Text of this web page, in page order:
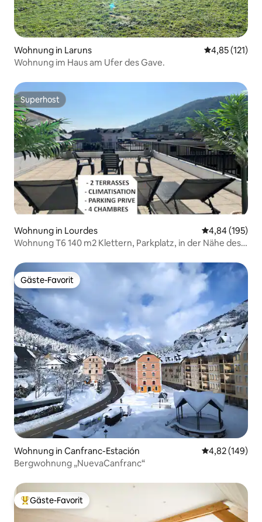
Wohnung in Laruns
4,85 (121)
Wohnung im Haus am Ufer des Gave.
Superhost
Superhost
Wohnung in Lourdes
4,84 (195)
Wohnung T6 140 m2 Klettern, Parkplatz, in der Nähe des
Gäste-Favorit
Gäste-Favorit
Wohnung in Canfranc-Estación
4,82 (149)
Bergwohnung „NuevaCanfranc“
Beliebter Gäste-Favorit.
Gäste-Favorit